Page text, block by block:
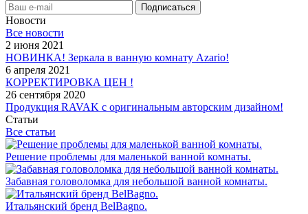
Новости
Все новости
2 июня 2021
НОВИНКА! Зеркала в ванную комнату Azario!
6 апреля 2021
КОРРЕКТИРОВКА ЦЕН !
26 сентября 2020
Продукция RAVAK с оригинальным авторским дизайном!
Статьи
Все статьи
Решение проблемы для маленькой ванной комнаты.
Забавная головоломка для небольшой ванной комнаты.
Итальянский бренд BelBagno.